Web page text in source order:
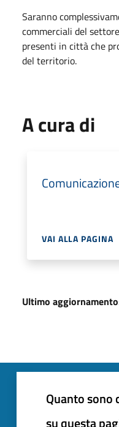
Saranno
commerciali del
presenti in città che
del territorio.
A cura di
VAI ALLA PAGINA
Ultimo aggiornamento
Quanto sono
su questa